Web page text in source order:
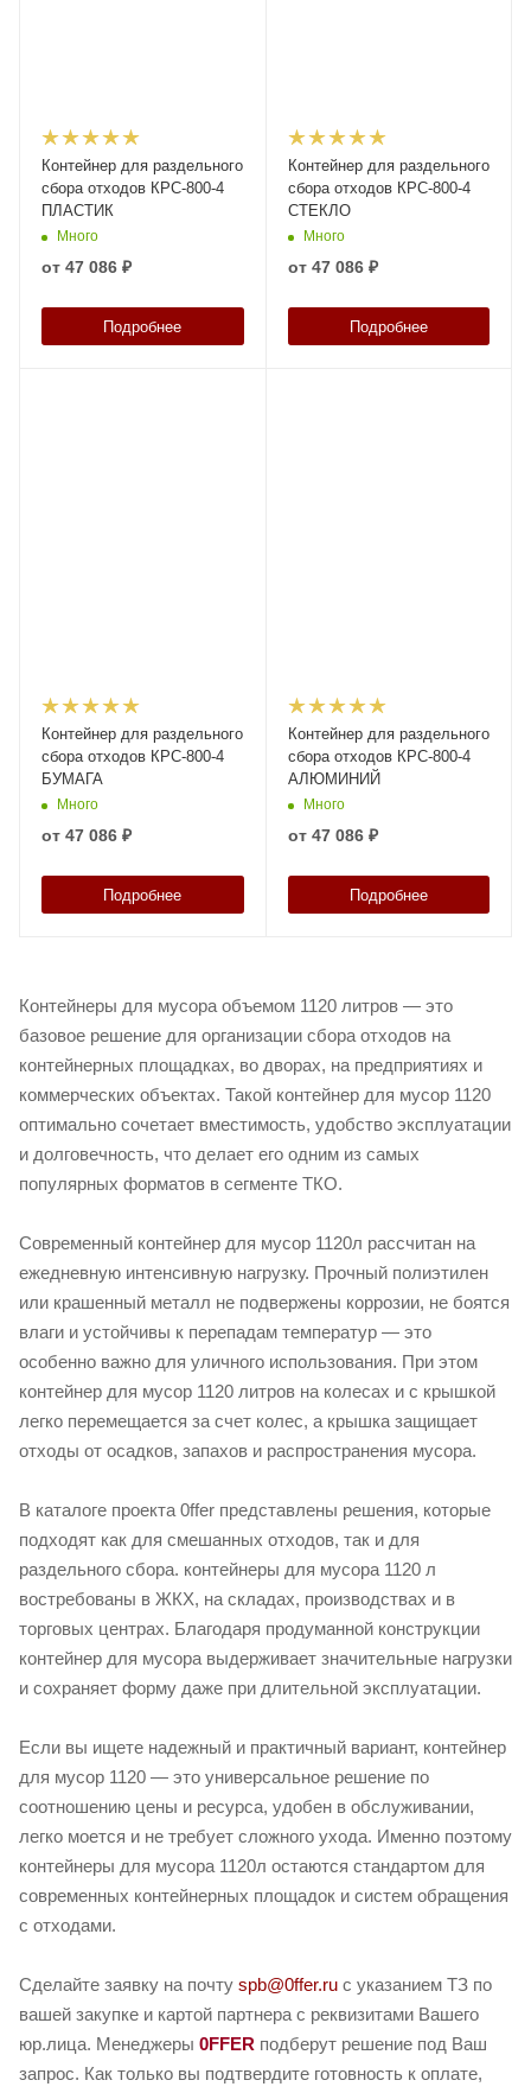
Контейнер для раздельного
сбора отходов КРС-800-4
ПЛАСТИК
Много
от 47 086 ₽
Подробнее
Контейнер для раздельного
сбора отходов КРС-800-4
СТЕКЛО
Много
от 47 086 ₽
Подробнее
Контейнер для раздельного
сбора отходов КРС-800-4
БУМАГА
Много
от 47 086 ₽
Подробнее
Контейнер для раздельного
сбора отходов КРС-800-4
АЛЮМИНИЙ
Много
от 47 086 ₽
Подробнее
Контейнеры для мусора объемом 1120 литров — это
базовое решение для организации сбора отходов на
контейнерных площадках, во дворах, на предприятиях и
коммерческих объектах. Такой контейнер для мусор 1120
оптимально сочетает вместимость, удобство эксплуатации
и долговечность, что делает его одним из самых
популярных форматов в сегменте ТКО.
Современный контейнер для мусор 1120л рассчитан на
ежедневную интенсивную нагрузку. Прочный полиэтилен
или крашенный металл не подвержены коррозии, не боятся
влаги и устойчивы к перепадам температур — это
особенно важно для уличного использования. При этом
контейнер для мусор 1120 литров на колесах и с крышкой
легко перемещается за счет колес, а крышка защищает
отходы от осадков, запахов и распространения мусора.
В каталоге проекта 0ffer представлены решения, которые
подходят как для смешанных отходов, так и для
раздельного сбора. контейнеры для мусора 1120 л
востребованы в ЖКХ, на складах, производствах и в
торговых центрах. Благодаря продуманной конструкции
контейнер для мусора выдерживает значительные нагрузки
и сохраняет форму даже при длительной эксплуатации.
Если вы ищете надежный и практичный вариант, контейнер
для мусор 1120 — это универсальное решение по
соотношению цены и ресурса, удобен в обслуживании,
легко моется и не требует сложного ухода. Именно поэтому
контейнеры для мусора 1120л остаются стандартом для
современных контейнерных площадок и систем обращения
с отходами.
Сделайте заявку на почту spb@0ffer.ru с указанием ТЗ по
вашей закупке и картой партнера с реквизитами Вашего
юр.лица. Менеджеры 0FFER подберут решение под Ваш
запрос. Как только вы подтвердите готовность к оплате,